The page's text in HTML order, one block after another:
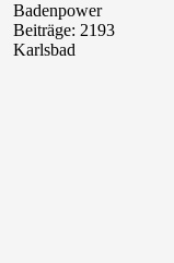
Badenpower
Beiträge: 2193
Karlsbad